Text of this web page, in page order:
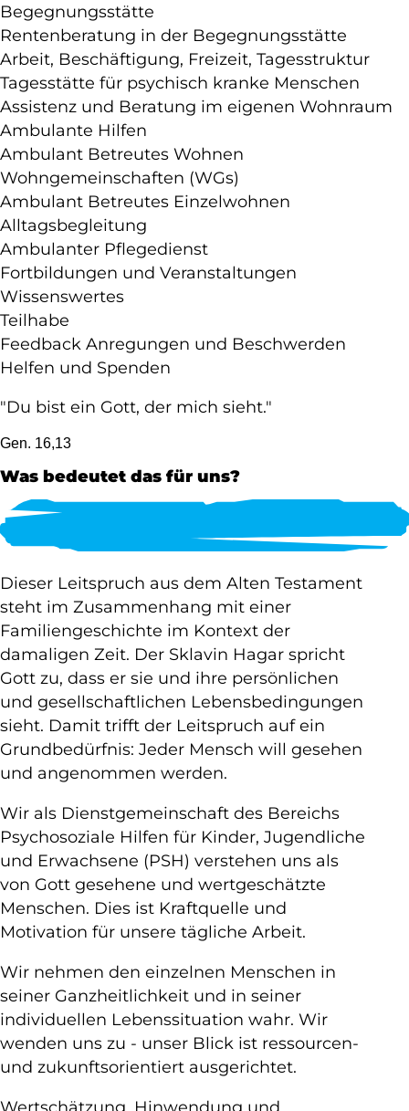
Begegnungsstätte
Rentenberatung in der Begegnungsstätte
Arbeit, Beschäftigung, Freizeit, Tagesstruktur
Tagesstätte für psychisch kranke Menschen
Assistenz und Beratung im eigenen Wohnraum
Ambulante Hilfen
Ambulant Betreutes Wohnen
Wohngemeinschaften (WGs)
Ambulant Betreutes Einzelwohnen
Alltagsbegleitung
Ambulanter Pflegedienst
Fortbildungen und Veranstaltungen
Wissenswertes
Teilhabe
Feedback Anregungen und Beschwerden
Helfen und Spenden
"Du bist ein Gott, der mich sieht."
Gen. 16,13
Was bedeutet das für uns?
Dieser Leitspruch aus dem Alten Testament
steht im Zusammenhang mit einer
Familiengeschichte im Kontext der
damaligen Zeit. Der Sklavin Hagar spricht
Gott zu, dass er sie und ihre persönlichen
und gesellschaftlichen Lebensbedingungen
sieht. Damit trifft der Leitspruch auf ein
Grundbedürfnis: Jeder Mensch will gesehen
und angenommen werden.
Wir als Dienstgemeinschaft des Bereichs
Psychosoziale Hilfen für Kinder, Jugendliche
und Erwachsene (PSH) verstehen uns als
von Gott gesehene und wertgeschätzte
Menschen. Dies ist Kraftquelle und
Motivation für unsere tägliche Arbeit.
Wir nehmen den einzelnen Menschen in
seiner Ganzheitlichkeit und in seiner
individuellen Lebenssituation wahr. Wir
wenden uns zu - unser Blick ist ressourcen-
und zukunftsorientiert ausgerichtet.
Wertschätzung, Hinwendung und